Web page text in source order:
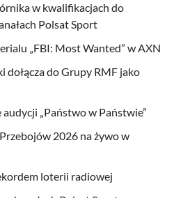
w kwalifikacjach do
Polsat Sport
„FBI: Most Wanted” w AXN
dołącza do Grupy RMF jako
„Państwo w Państwie”
2026 na żywo w
loterii radiowej